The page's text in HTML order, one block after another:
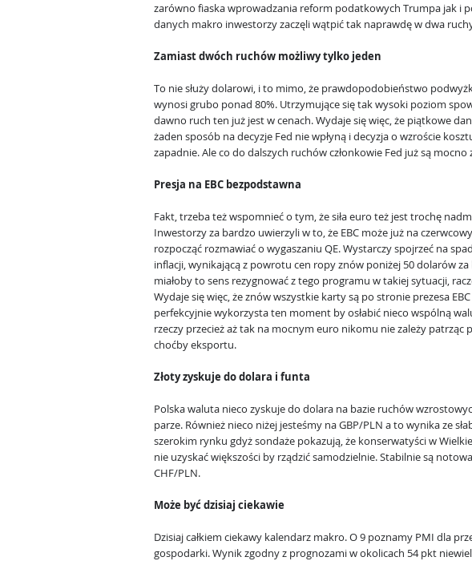
zarówno fiaska wprowadzania reform podatkowych Trumpa jak i
danych makro inwestorzy zaczęli wątpić tak naprawdę w dwa
Zamiast dwóch ruchów możliwy tylko jeden
To nie służy dolarowi, i to mimo, że prawdopodobieństwo
wynosi grubo ponad 80%. Utrzymujące się tak wysoki poziom
dawno ruch ten już jest w cenach. Wydaje się więc, że piątkowe
żaden sposób na decyzje Fed nie wpłyną i decyzja o wzroście
zapadnie. Ale co do dalszych ruchów członkowie Fed już są mocno
Presja na EBC bezpodstawna
Fakt, trzeba też wspomnieć o tym, że siła euro też jest trochę
Inwestorzy za bardzo uwierzyli w to, że EBC może już na
rozpocząć rozmawiać o wygaszaniu QE. Wystarczy spojrzeć na
inflacji, wynikającą z powrotu cen ropy znów poniżej 50 dolarów za
miałoby to sens rezygnować z tego programu w takiej sytuacji,
Wydaje się więc, że znów wszystkie karty są po stronie prezesa
perfekcyjnie wykorzysta ten moment by osłabić nieco wspólną
rzeczy przecież aż tak na mocnym euro nikomu nie zależy patrząc
choćby eksportu.
Złoty zyskuje do dolara i funta
Polska waluta nieco zyskuje do dolara na bazie ruchów
parze. Również nieco niżej jesteśmy na GBP/PLN a to wynika ze
szerokim rynku gdyż sondaże pokazują, że konserwatyści w
nie uzyskać większości by rządzić samodzielnie. Stabilnie są
CHF/PLN.
Może być dzisiaj ciekawie
Dzisiaj całkiem ciekawy kalendarz makro. O 9 poznamy PMI dla
gospodarki. Wynik zgodny z prognozami w okolicach 54 pkt